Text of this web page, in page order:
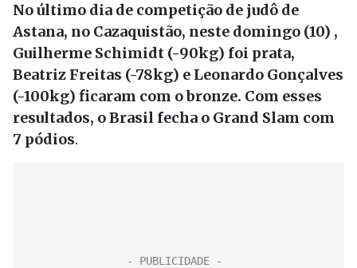
No último dia de competição de judô de
Astana, no Cazaquistão, neste domingo (10) ,
Guilherme Schimidt (-90kg) foi prata,
Beatriz Freitas (-78kg) e Leonardo Gonçalves
(-100kg) ficaram com o bronze. Com esses
resultados, o Brasil fecha o Grand Slam com
7 pódios.